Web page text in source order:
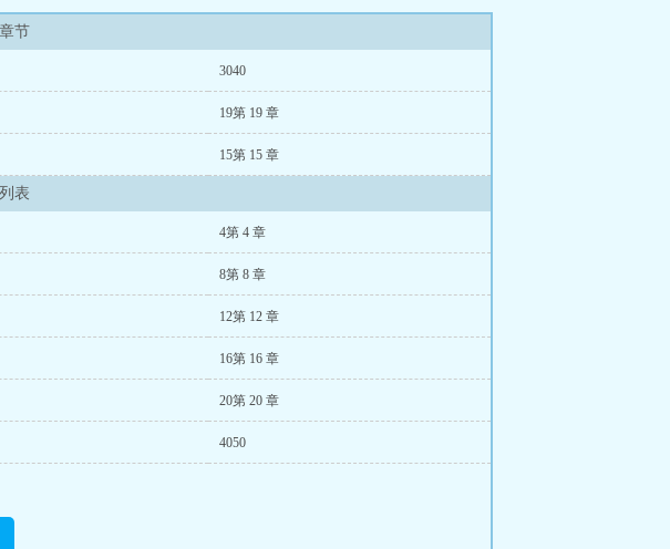
节
3040
19第 19 章
15第 15 章
表
4第 4 章
8第 8 章
12第 12 章
16第 16 章
20第 20 章
4050